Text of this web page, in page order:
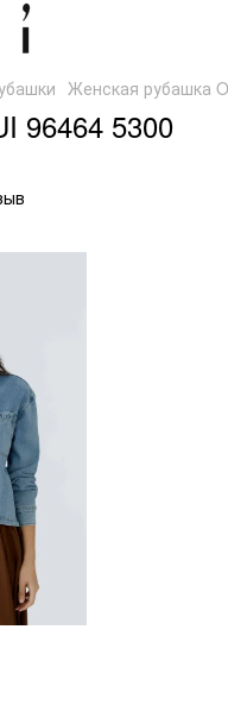
Женская рубашка
96464 5300